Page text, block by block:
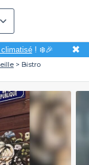
climatisé! ❄️🎉 ✖
Bistro